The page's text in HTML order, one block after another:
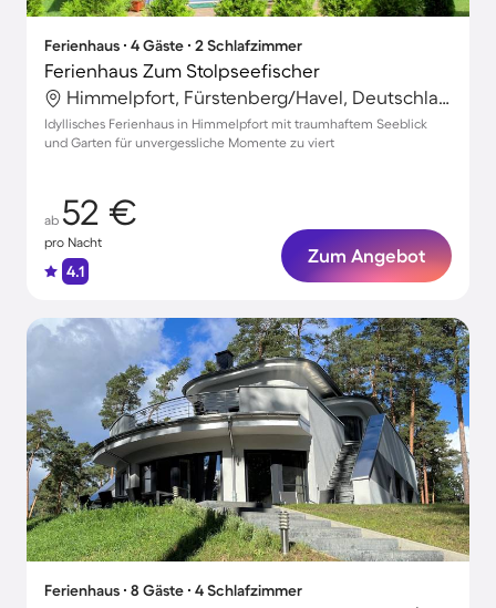
Ferienhaus ∙ 4 Gäste ∙ 2 Schlafzimmer
Ferienhaus Zum Stolpseefischer
Himmelpfort, Fürstenberg/Havel, Deutschland
Idyllisches Ferienhaus in Himmelpfort mit traumhaftem Seeblick
und Garten für unvergessliche Momente zu viert
ab 52 €
pro Nacht
4.1
Zum Angebot
Ferienhaus ∙ 8 Gäste ∙ 4 Schlafzimmer